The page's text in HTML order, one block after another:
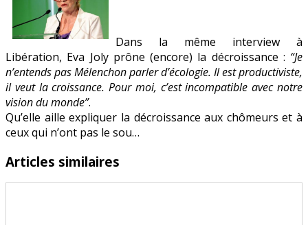
Dans la même interview à
Libération, Eva Joly prône (encore) la décroissance : “Je
n’entends pas Mélenchon parler d’écologie. Il est productiviste,
il veut la croissance. Pour moi, c’est incompatible avec notre
vision du monde”.
Qu’elle aille expliquer la décroissance aux chômeurs et à
ceux qui n’ont pas le sou…
Articles similaires